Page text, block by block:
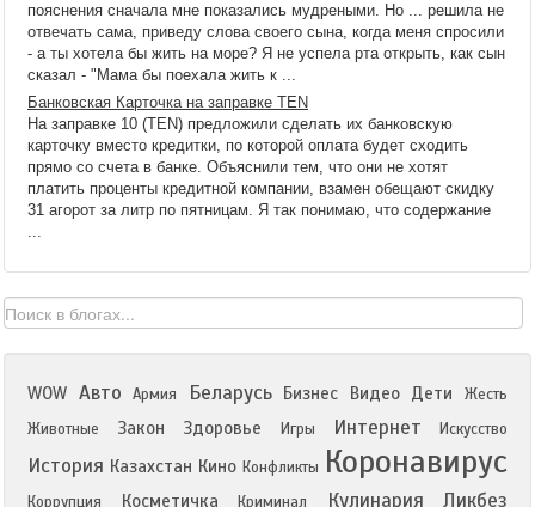
пояснения сначала мне показались мудреными. Но ... решила не
отвечать сама, приведу слова своего сына, когда меня спросили
- а ты хотела бы жить на море? Я не успела рта открыть, как сын
сказал - "Мама бы поехала жить к ...
Банковская Карточка на заправке TEN
На заправке 10 (TEN) предложили сделать их банковскую
карточку вместо кредитки, по которой оплата будет сходить
прямо со счета в банке. Объяснили тем, что они не хотят
платить проценты кредитной компании, взамен обещают скидку
31 агорот за литр по пятницам. Я так понимаю, что содержание
...
WOW Авто Армия Беларусь Бизнес Видео Дети
Жесть
Животные
Закон Здоровье Игры Интернет Искусство
История Казахстан Кино Конфликты Коронавирус
Коррупция Косметичка Криминал Кулинария Ликбез